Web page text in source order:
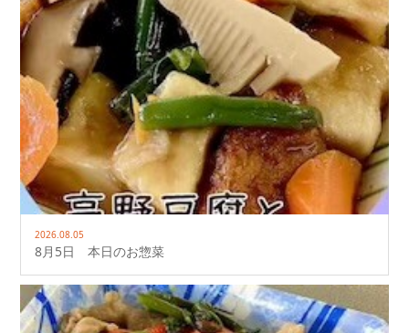
2026.08.05
8月5日 本日のお惣菜